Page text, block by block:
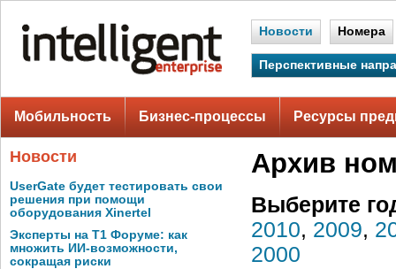
Новости Номера
Перспективные
Мобильность Бизнес-процессы Ресурсы
Новости
UserGate будет тестировать свои
решения при помощи
оборудования Xinertel
Эксперты на Т1 Форуме: как
множить ИИ-возможности,
сокращая риски
Архив
Выберите
2010, 2009,
2000